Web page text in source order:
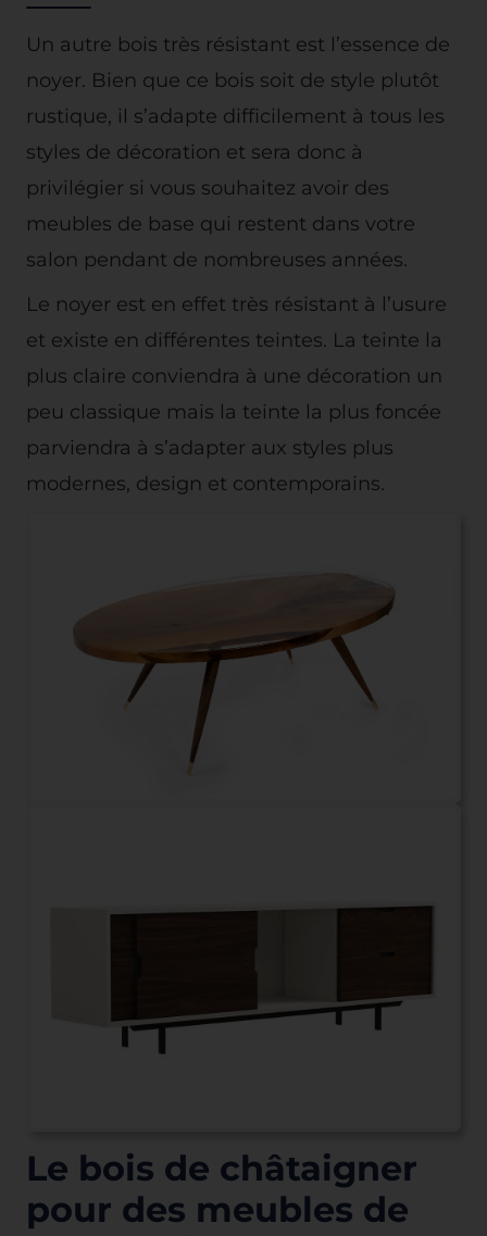
Un autre bois très résistant est l’essence de
noyer. Bien que ce bois soit de style plutôt
rustique, il s’adapte difficilement à tous les
styles de décoration et sera donc à
privilégier si vous souhaitez avoir des
meubles de base qui restent dans votre
salon pendant de nombreuses années.
Le noyer est en effet très résistant à l’usure
et existe en différentes teintes. La teinte la
plus claire conviendra à une décoration un
peu classique mais la teinte la plus foncée
parviendra à s’adapter aux styles plus
modernes, design et contemporains.
Le bois de châtaigner
pour des meubles de